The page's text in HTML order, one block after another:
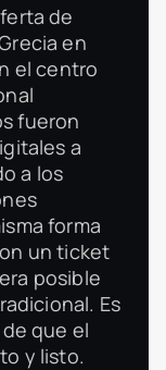
de
en
el centro
fueron
a
a los
forma
un ticket
posible
Es
que el
y listo.